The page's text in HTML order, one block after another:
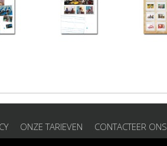
ONZE TARIEVEN CONTACTEER ONS